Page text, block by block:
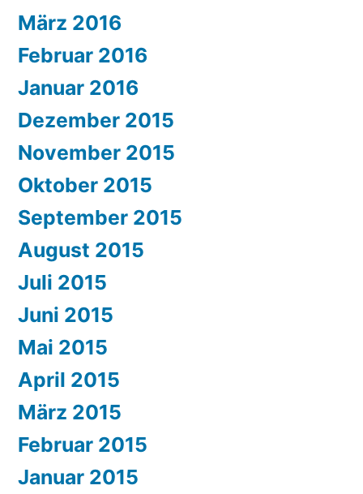
März 2016
Februar 2016
Januar 2016
Dezember 2015
November 2015
Oktober 2015
September 2015
August 2015
Juli 2015
Juni 2015
Mai 2015
April 2015
März 2015
Februar 2015
Januar 2015